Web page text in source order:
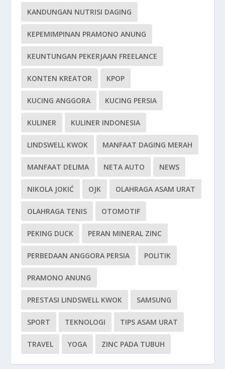
KANDUNGAN NUTRISI DAGING
KEPEMIMPINAN PRAMONO ANUNG
KEUNTUNGAN PEKERJAAN FREELANCE
KONTEN KREATOR KPOP
KUCING ANGGORA KUCING PERSIA
KULINER KULINER INDONESIA
LINDSWELL KWOK MANFAAT DAGING MERAH
MANFAAT DELIMA NETA AUTO NEWS
NIKOLA JOKIĆ OJK OLAHRAGA ASAM URAT
OLAHRAGA TENIS OTOMOTIF
PEKING DUCK PERAN MINERAL ZINC
PERBEDAAN ANGGORA PERSIA POLITIK
PRAMONO ANUNG
PRESTASI LINDSWELL KWOK SAMSUNG
SPORT TEKNOLOGI TIPS ASAM URAT
TRAVEL YOGA ZINC PADA TUBUH